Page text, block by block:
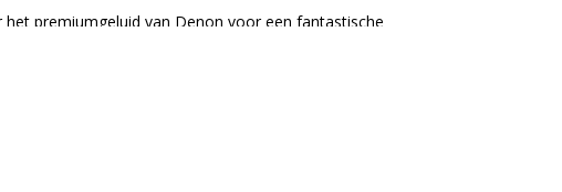
het premiumgeluid van Denon voor een fantastische
klinken dankzij de twee ingebouwde, naar beneden